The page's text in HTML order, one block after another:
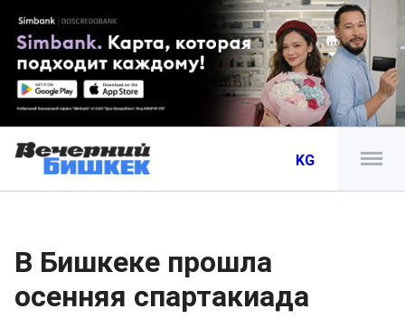
KG
В Бишкеке прошла
осенняя спартакиада